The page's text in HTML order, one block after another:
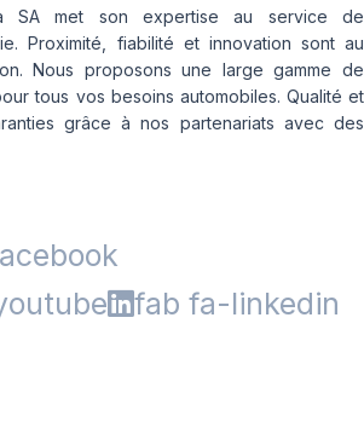
SA met son expertise au service de
Proximité, fiabilité et innovation sont au
Nous proposons une large gamme de
tous vos besoins automobiles. Qualité et
grâce à nos partenariats avec des
fab fa-linkedin